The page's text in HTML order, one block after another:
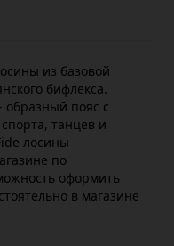
из базовой
бифлекса.
пояс с
танцев и
лосины -
по
оформить
в магазине